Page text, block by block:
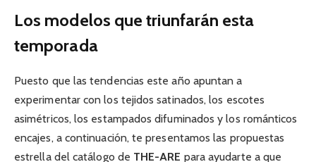
Los modelos que triunfarán esta
temporada
Puesto que las tendencias este año apuntan a
experimentar con los tejidos satinados, los escotes
asimétricos, los estampados difuminados y los románticos
encajes, a continuación, te presentamos las propuestas
estrella del catálogo de THE-ARE para ayudarte a que